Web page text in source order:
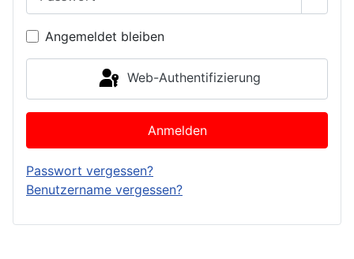
Angemeldet bleiben
Web-Authentifizierung
Anmelden
Passwort vergessen?
Benutzername vergessen?